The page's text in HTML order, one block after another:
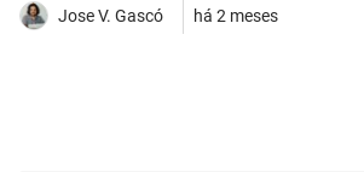
Jose V. Gascó há 2 meses